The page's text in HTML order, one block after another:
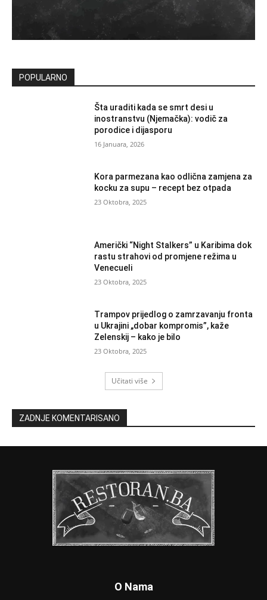
POPULARNO
Šta uraditi kada se smrt desi u
inostranstvu (Njemačka): vodič za
porodice i dijasporu
16 Januara, 2026
Kora parmezana kao odlična zamjena za
kocku za supu – recept bez otpada
23 Oktobra, 2025
Američki “Night Stalkers” u Karibima dok
rastu strahovi od promjene režima u
Venecueli
23 Oktobra, 2025
Trampov prijedlog o zamrzavanju fronta
u Ukrajini „dobar kompromis”, kaže
Zelenskij – kako je bilo
23 Oktobra, 2025
Učitati više
ZADNJE KOMENTARISANO
O Nama